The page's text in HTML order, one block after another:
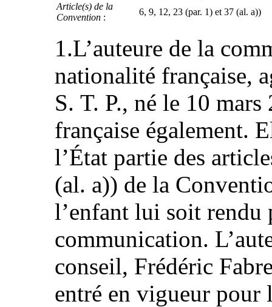
Article(s) de la
Convention :
6, 9, 12, 23 (par. 1) et 37 (al. a))
1.L’auteure de la
nationalité française,
S. T. P., né le 10
française également.
l’État partie des
(al. a)) de la
l’enfant lui soit rendu
communication.
conseil, Frédéric
entré en vigueur pour